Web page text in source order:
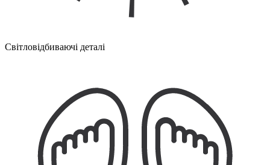
Світловідбиваючі деталі